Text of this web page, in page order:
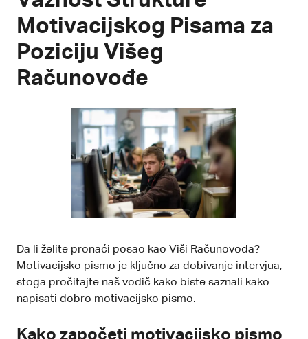
Motivacijskog Pisama za
Poziciju Višeg
Računovođe
Da li želite pronaći posao kao Viši Računovođa?
Motivacijsko pismo je ključno za dobivanje intervjua,
stoga pročitajte naš vodič kako biste saznali kako
napisati dobro motivacijsko pismo.
Kako započeti motivacijsko pismo